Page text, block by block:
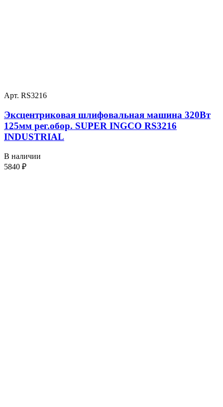
Арт. RS3216
Эксцентриковая шлифовальная машина 320Вт
125мм рег.обор. SUPER INGCO RS3216
INDUSTRIAL
В наличии
5840 ₽